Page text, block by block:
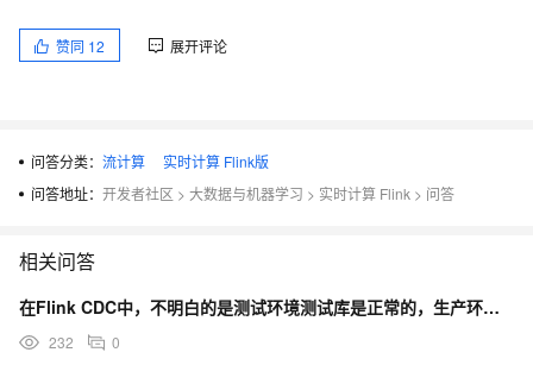
赞同 12 展开评论
问答分类： 流计算
实时计算 Flink版
问答地址： 开发者社区 > 大数据与机器学习 > 实时计算 Flink > 问答
相关问答
在Flink CDC中，不明白的是测试环境测试库是正常的，生产环境上会报这个错误？
232 0